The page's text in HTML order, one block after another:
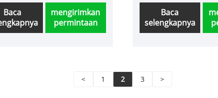
dan pengiriman tepat
Baca
mengirimkan
permintaan
layanan purna jual
pengiriman tepat
Baca
selengkapnya
< 1 2 3 >